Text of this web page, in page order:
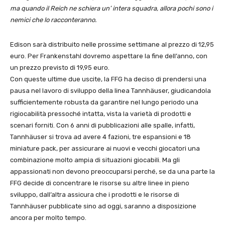
ma quando il Reich ne schiera un’ intera squadra, allora pochi sono i
nemici che lo racconteranno.
Edison sarà distribuito nelle prossime settimane al prezzo di 12,95
euro. Per Frankenstahl dovremo aspettare la fine dell’anno, con
un prezzo previsto di 19,95 euro.
Con queste ultime due uscite, la FFG ha deciso di prendersi una
pausa nel lavoro di sviluppo della linea Tannhäuser, giudicandola
sufficientemente robusta da garantire nel lungo periodo una
rigiocabilità pressoché intatta, vista la varietà di prodotti e
scenari forniti. Con 6 anni di pubblicazioni alle spalle, infatti,
Tannhäuser si trova ad avere 4 fazioni, tre espansioni e 18
miniature pack, per assicurare ai nuovi e vecchi giocatori una
combinazione molto ampia di situazioni giocabili. Ma gli
appassionati non devono preoccuparsi perché, se da una parte la
FFG decide di concentrare le risorse su altre linee in pieno
sviluppo, dall’altra assicura che i prodotti e le risorse di
Tannhäuser pubblicate sino ad oggi, saranno a disposizione
ancora per molto tempo.